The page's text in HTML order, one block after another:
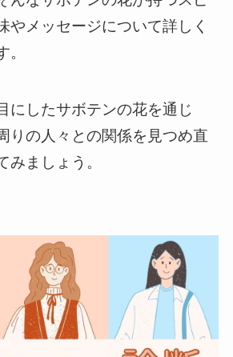
やメッセージについて詳しく
にしたサボテンの花を通じ
りの人々との関係を見つめ直
みましょう。